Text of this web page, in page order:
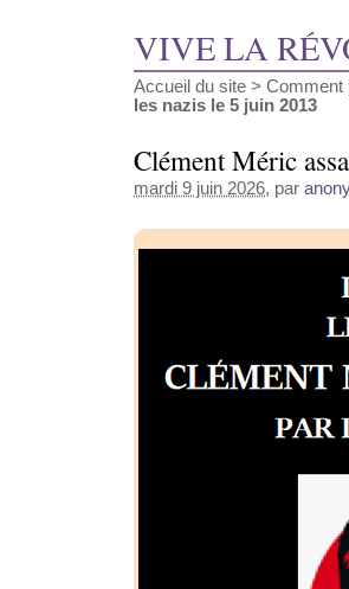
VIVE LA
Accueil du site > Comment
les nazis le 5 juin 2013
Clément Méric
mardi 9 juin 2026, par